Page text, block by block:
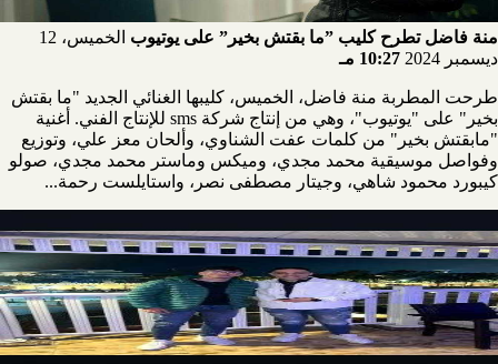
منة فاضل تطرح كليب ”ما بقتش بخير” على يوتيوب
الخميس، 12
ديسمبر 2024
10:27 مـ
طرحت المطربة منة فاضل، الخميس، كليبها الغنائي الجديد "ما بقتش
بخير" على "يوتيوب"، وهي من إنتاج شركة sms للإنتاج الفني. أغنية
"مابقتش بخير" من كلمات عفت الشناوي، وألحان معز علي، وتوزيع
وفواصل موسيقية محمد مجدي، وميكس وماستر محمد مجدي، صولو
كيبورد محمود شاهي، وجيتار مصطفى نصر، واستايلست رحمة...